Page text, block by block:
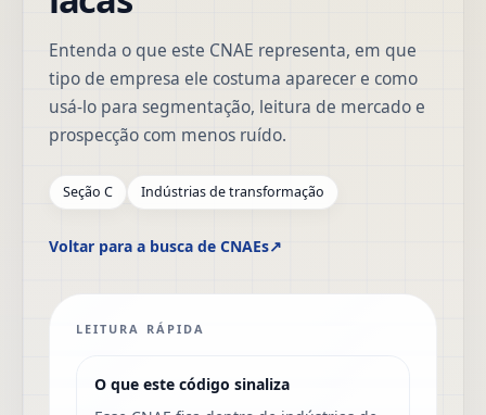
Entenda o que este CNAE representa, em que
tipo de empresa ele costuma aparecer e como
usá-lo para segmentação, leitura de mercado e
prospecção com menos ruído.
Seção C Indústrias de transformação
Voltar para a busca de CNAEs↗
LEITURA RÁPIDA
O que este código sinaliza